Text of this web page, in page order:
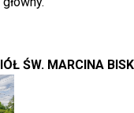
ŚW. MARCINA